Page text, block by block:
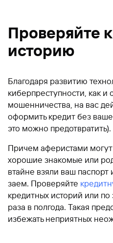
Проверяйте
историю
Благодаря развитию
киберпреступности, как и
мошенничества, на вас
оформить кредит без
это можно предотвратить).
Причем аферистами
хорошие знакомые или
втайне взяли ваш
заем. Проверяйте
кредитных историй или
раза в полгода. Такая
избежать неприятных